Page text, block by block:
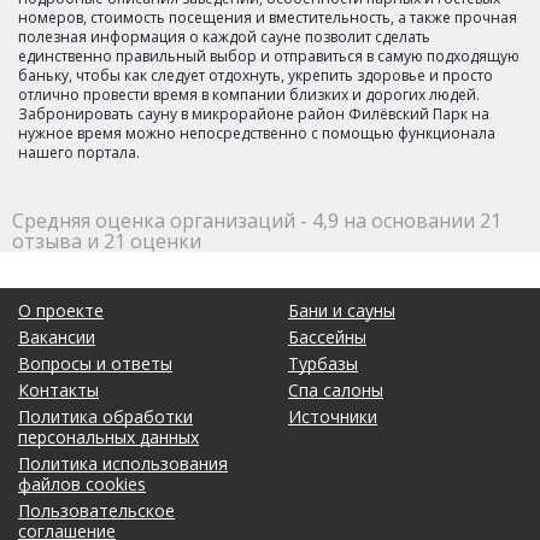
номеров, стоимость посещения и вместительность, а также прочная
полезная информация о каждой сауне позволит сделать
единственно правильный выбор и отправиться в самую подходящую
баньку, чтобы как следует отдохнуть, укрепить здоровье и просто
отлично провести время в компании близких и дорогих людей.
Забронировать сауну в микрорайоне район Филёвский Парк на
нужное время можно непосредственно с помощью функционала
нашего портала.
Средняя оценка организаций - 4,9 на основании 21
отзыва и 21 оценки
О проекте
Вакансии
Вопросы и ответы
Контакты
Политика обработки
персональных данных
Политика использования
файлов cookies
Пользовательское
соглашение
Бани и сауны
Бассейны
Турбазы
Спа салоны
Источники